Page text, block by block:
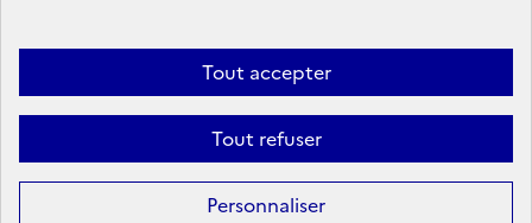
Tout accepter
Tout refuser
Personnaliser
Nous contacter Mentions légales
Politique générale de protection
Accessibilité : partiellement conforme
d’utilisation des témoins de connexion (cookies)
Sauf mention contraire, tous les contenus de ce site sont sous